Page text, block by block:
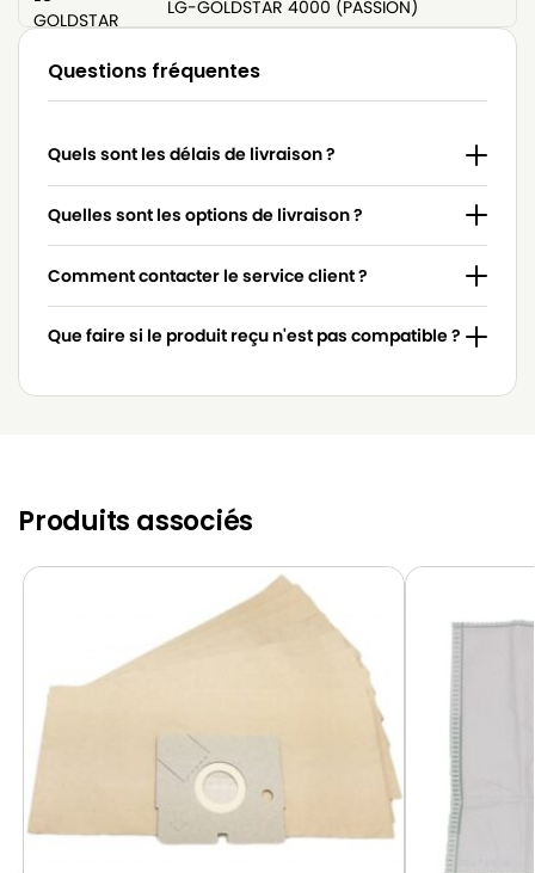
GOLDSTAR
LG-GOLDSTAR 4000 (PASSION)
LG-
LG-GOLDSTAR 4200 (PASSION)
GOLDSTAR
LG-GOLDSTAR 5000 (PASSION)
LG-
GOLDSTAR
LG-GOLDSTAR BASIC (Série)
LG-
GOLDSTAR
LG-GOLDSTAR BONN (Série)
LG-
GOLDSTAR
LG-GOLDSTAR FVD 370
LG-GOLDSTAR PASSION (Série)
LG-
GOLDSTAR
LG-GOLDSTAR PASSION 3500
LG-
GOLDSTAR
LG-GOLDSTAR PASSION 3544
LG-
LG-GOLDSTAR PASSION 3800
Questions fréquentes
Quels sont les délais de livraison ?
Quelles sont les options de livraison ?
Comment contacter le service client ?
Que faire si le produit reçu n'est pas compatible ?
Produits associés